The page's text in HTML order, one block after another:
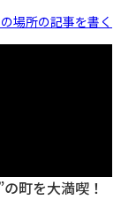
場所の記事を書く
町を大満喫！